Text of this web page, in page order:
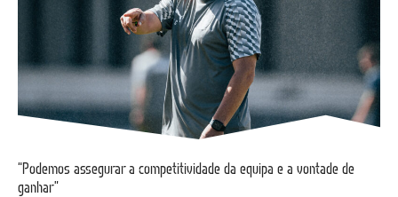
“Podemos assegurar a competitividade da equipa e a vontade de
ganhar”